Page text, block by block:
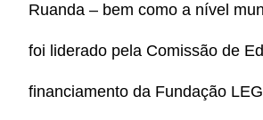
Ruanda – bem como a nível
foi liderado pela Comissão de
financiamento da Fundação